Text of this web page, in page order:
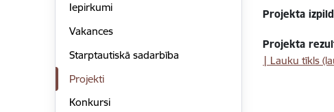
Iepirkumi
Vakances
Starptautiskā sadarbība
Projekti
Konkursi
Projekta
Projekta
| Lauku tīkls